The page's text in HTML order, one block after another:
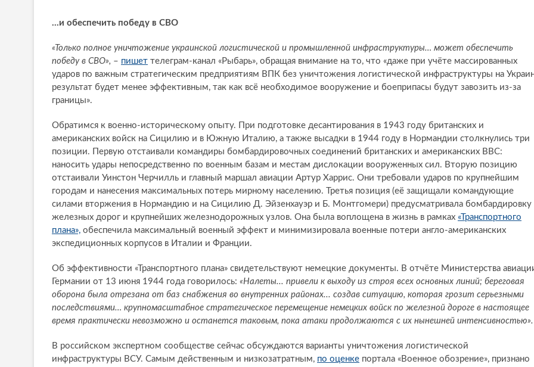
...и обеспечить победу в СВО
«Только полное уничтожение украинской логистической и промышленной инфраструктуры… может обеспечить
победу в СВО», – пишет телеграм-канал «Рыбарь», обращая внимание на то, что «даже при учёте массированных
ударов по важным стратегическим предприятиям ВПК без уничтожения логистической инфраструктуры на
результат будет менее эффективным, так как всё необходимое вооружение и боеприпасы будут завозить из-за
границы».
Обратимся к военно-историческому опыту. При подготовке десантирования в 1943 году британских и
американских войск на Сицилию и в Южную Италию, а также высадки в 1944 году в Нормандии столкнулись три
позиции. Первую отстаивали командиры бомбардировочных соединений британских и американских ВВС:
наносить удары непосредственно по военным базам и местам дислокации вооруженных сил. Вторую позицию
отстаивали Уинстон Черчилль и главный маршал авиации Артур Харрис. Они требовали ударов по крупнейшим
городам и нанесения максимальных потерь мирному населению. Третья позиция (её защищали командующие
силами вторжения в Нормандию и на Сицилию Д. Эйзенхауэр и Б. Монтгомери) предусматривала бомбардировку
железных дорог и крупнейших железнодорожных узлов. Она была воплощена в жизнь в рамках «Транспортного
плана», обеспечила максимальный военный эффект и минимизировала военные потери англо-американских
экспедиционных корпусов в Италии и Франции.
Об эффективности «Транспортного плана» свидетельствуют немецкие документы. В отчёте Министерства
Германии от 13 июня 1944 года говорилось: «Налеты... привели к выходу из строя всех основных линий; береговая
оборона была отрезана от баз снабжения во внутренних районах... создав ситуацию, которая грозит серьезными
последствиями… крупномасштабное стратегическое перемещение немецких войск по железной дороге в настоящее
время практически невозможно и останется таковым, пока атаки продолжаются с их нынешней интенсивностью».
В российском экспертном сообществе сейчас обсуждаются варианты уничтожения логистической
инфраструктуры ВСУ. Самым действенным и низкозатратным, по оценке портала «Военное обозрение», признано